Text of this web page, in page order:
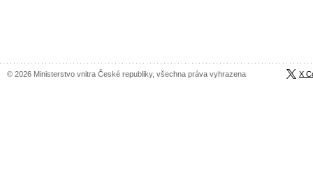
© 2026 Ministerstvo vnitra České republiky, všechna práva vyhrazena X